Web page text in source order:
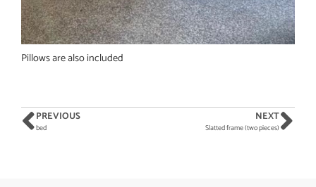
Pillows are also included
PREVIOUS
bed
NEXT
Slatted frame (two pieces)